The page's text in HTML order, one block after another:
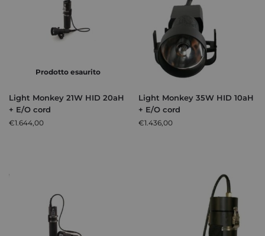
Prodotto esaurito
Light Monkey 21W HID 20aH
+ E/O cord
€1.644,00
Light Monkey 35W HID 10aH
+ E/O cord
€1.436,00